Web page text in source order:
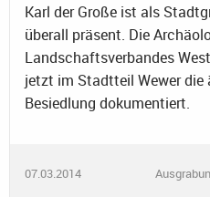
Karl der Große ist als
überall präsent. Die
Landschaftsverbandes
jetzt im Stadtteil Wewer die
Besiedlung dokumentiert.
07.03.2014